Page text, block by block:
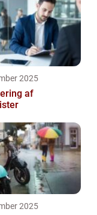
2025
af
2025